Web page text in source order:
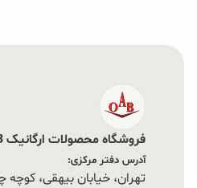
فروشگاه محصولات ارگانیک OAB
آدرس دفتر مرکزی:
تهران، خیابان بیهقی، کوچه